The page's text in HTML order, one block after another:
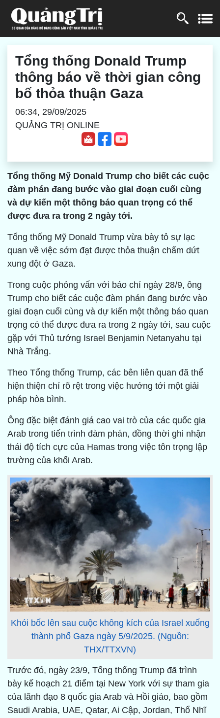
Tổng thống Donald Trump
thông báo về thời gian công
bố thỏa thuận Gaza
06:34, 29/09/2025
QUẢNG TRỊ ONLINE
Tổng thống Mỹ Donald Trump cho biết các cuộc
đàm phán đang bước vào giai đoạn cuối cùng
và dự kiến một thông báo quan trọng có thể
được đưa ra trong 2 ngày tới.
Tổng thống Mỹ Donald Trump vừa bày tỏ sự lạc
quan về việc sớm đạt được thỏa thuận chấm dứt
xung đột ở Gaza.
Trong cuộc phỏng vấn với báo chí ngày 28/9, ông
Trump cho biết các cuộc đàm phán đang bước vào
giai đoạn cuối cùng và dự kiến một thông báo quan
trọng có thể được đưa ra trong 2 ngày tới, sau cuộc
gặp với Thủ tướng Israel Benjamin Netanyahu tại
Nhà Trắng.
Theo Tổng thống Trump, các bên liên quan đã thể
hiện thiện chí rõ rệt trong việc hướng tới một giải
pháp hòa bình.
Ông đặc biệt đánh giá cao vai trò của các quốc gia
Arab trong tiến trình đàm phán, đồng thời ghi nhận
thái độ tích cực của Hamas trong việc tôn trọng lập
trường của khối Arab.
Khói bốc lên sau cuộc không kích của Israel xuống
thành phố Gaza ngày 5/9/2025. (Nguồn:
THX/TTXVN)
Trước đó, ngày 23/9, Tổng thống Trump đã trình
bày kế hoạch 21 điểm tại New York với sự tham gia
của lãnh đạo 8 quốc gia Arab và Hồi giáo, bao gồm
Saudi Arabia, UAE, Qatar, Ai Cập, Jordan, Thổ Nhĩ